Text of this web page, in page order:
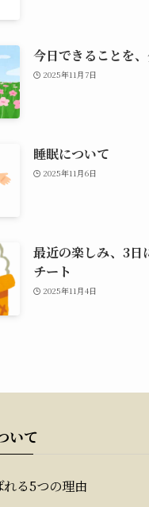
今日できることを
2025年11月7日
睡眠について
2025年11月6日
最近の楽しみ、3日
チート
2025年11月4日
いて
る5つの理由